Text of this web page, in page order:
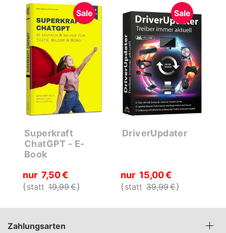
Sale
Superkraft
ChatGPT - E-
Book
nur 7 50€
statt 19 99€
Sale
DriverUpdater
nur 15 00€
statt 39 99€
Zahlungsarten